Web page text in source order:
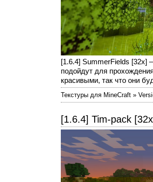
[1.6.4] SummerFields [32х]
подойдут для
красивыми, так что они
Текстуры для MineCraft »
[1.6.4] Tim-pack